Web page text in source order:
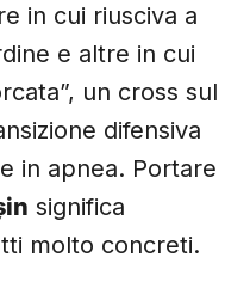
in cui riusciva a
e altre in cui
un cross sul
difensiva
in apnea. Portare
significa
molto concreti.